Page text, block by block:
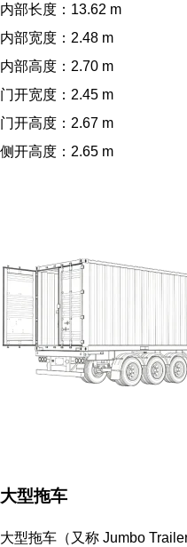
内部长度：13.62 m
内部宽度：2.48 m
内部高度：2.70 m
门开宽度：2.45 m
门开高度：2.67 m
侧开高度：2.65 m
大型拖车
大型拖车（又称 Jumbo